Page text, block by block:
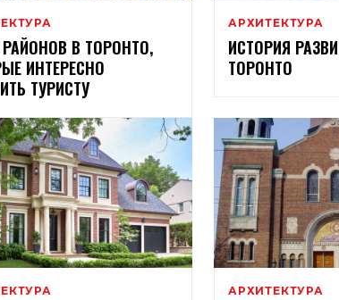
В ТОРОНТО,
ИНТЕРЕСНО
ТУРИСТУ
АРХИТЕКТУРА
ИСТОРИЯ
ТОРОНТО
АРХИТЕКТУРА